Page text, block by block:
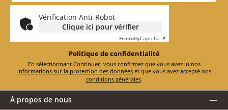
*
Vérification Anti-Robot
Clique ici pour vérifier
FriendlyCaptcha ⇗
Politique de confidentialité
En sélectionnant Continuer, vous confirmez que vous avez lu nos
informations sur la protection des données
et que vous avez accepté nos
conditions générales.
À propos de nous